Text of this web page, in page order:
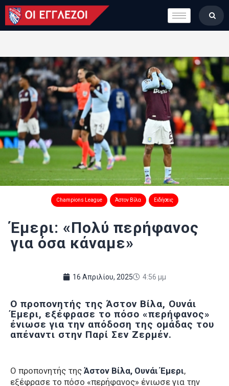
LONDON CALLING
ΚΑΤΗΓΟΡΙΕΣ
ΒΑΘΜΟΛΟΓΙΕΣ
ΟΜΑΔΕΣ
ΠΟΙΟΙ ΕΙΜΑΣΤΕ
Champions League Άστον Βίλα Ειδήσεις
Έμερι: «Πολύ περήφανος
για όσα κάναμε»
16 Απριλίου, 2025 4:56 μμ
Ο προπονητής της Άστον Βίλα, Ουνάι
Έμερι, εξέφρασε το πόσο «περήφανος»
ένιωσε για την απόδοση της ομάδας του
απέναντι στην Παρί Σεν Ζερμέν.
Ο προπονητής της Άστον Βίλα, Ουνάι Έμερι,
εξέφρασε το πόσο «περήφανος» ένιωσε για την